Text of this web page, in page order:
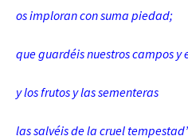
os imploran con suma piedad;
que guardéis nuestros campos y
y los frutos y las sementeras
las salvéis de la cruel